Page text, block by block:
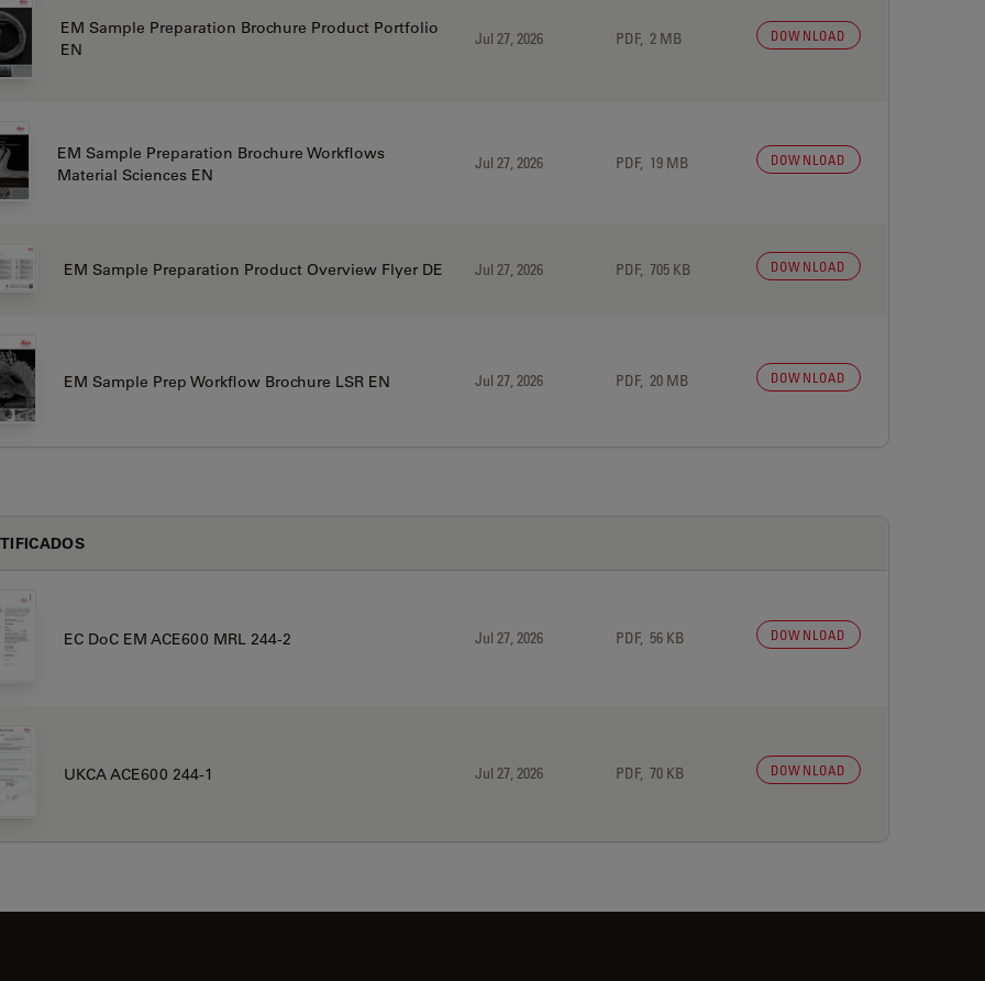
EM Sample Preparation Brochure Product Portfolio
EN
Jul 27, 2026 PDF, 2 MB DOWNLOAD
EM Sample Preparation Brochure Workflows
Material Sciences EN
Jul 27, 2026 PDF, 19 MB DOWNLOAD
EM Sample Preparation Product Overview Flyer DE Jul 27, 2026 PDF, 705 KB DOWNLOAD
EM Sample Prep Workflow Brochure LSR EN Jul 27, 2026 PDF, 20 MB DOWNLOAD
EC DoC EM ACE600 MRL 244-2 Jul 27, 2026 PDF, 56 KB DOWNLOAD
UKCA ACE600 244-1 Jul 27, 2026 PDF, 70 KB DOWNLOAD